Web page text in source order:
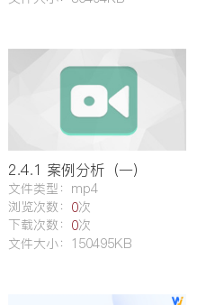
2.4.1 案例分析（一）
文件类型：mp4
浏览次数： 0次
下载次数： 0次
文件大小：150495KB